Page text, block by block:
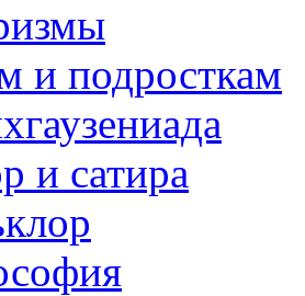
и подросткам
и сатира